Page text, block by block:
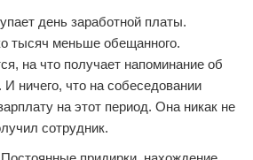
день заработной платы.
тысяч меньше обещанного.
на что получает напоминание об
ничего, что на собеседовании
на этот период. Она никак не
сотрудник.